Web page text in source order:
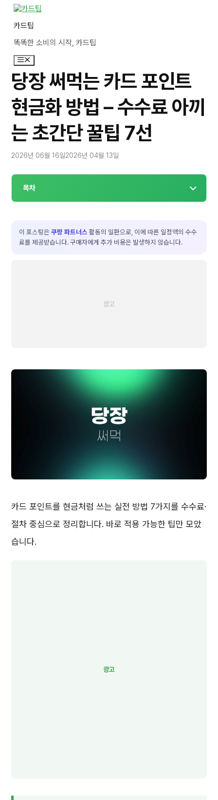
카드팁
똑똑한 소비의 시작, 카드팁
메
뉴
당장 써먹는 카드 포인트
현금화 방법 – 수수료 아끼
는 초간단 꿀팁 7선
2026년 06월 16일2026년 04월 13일
목차
이 포스팅은 쿠팡 파트너스 활동의 일환으로, 이에 따른 일정액의 수수
료를 제공받습니다. 구매자에게 추가 비용은 발생하지 않습니다.
카드 포인트를 현금처럼 쓰는 실전 방법 7가지를 수수료·
절차 중심으로 정리합니다. 바로 적용 가능한 팁만 모았
습니다.